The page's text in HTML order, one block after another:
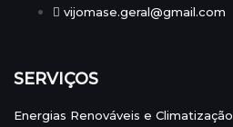
vijomase.geral@gmail.com
SERVIÇOS
Energias Renováveis e Climatização